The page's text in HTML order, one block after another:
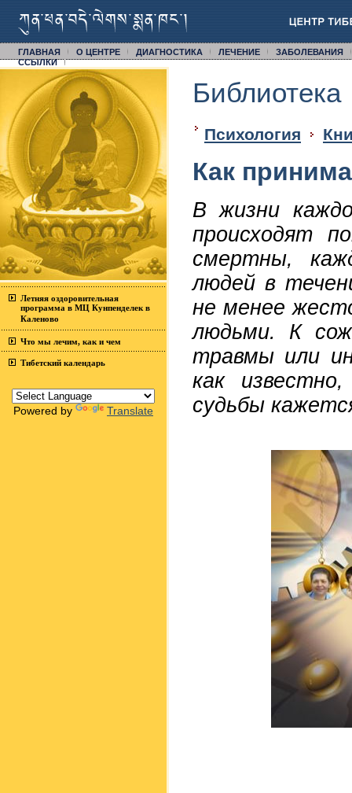
ГЛАВНАЯ О ЦЕНТРЕ ДИАГНОСТИКА ЛЕЧЕНИЕ
ЗАБОЛЕВАНИЯ
CСЫЛКИ
Летняя оздоровительная
программа в МЦ Кунпенделек в
Каленово
Что мы лечим, как и чем
Тибетский календарь
Powered by Translate
Библиотека
Психология
Как
В жизни
происходят
смертны,
людей в
не менее
людьми. К
травмы или
как
судьбы